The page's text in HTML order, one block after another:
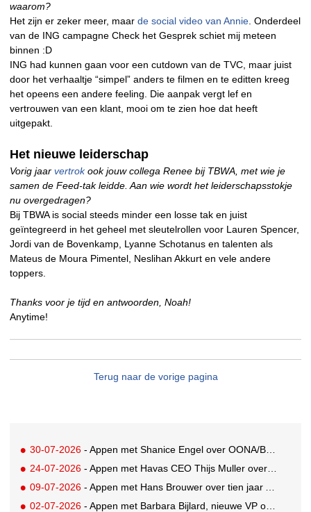
waarom?
Het zijn er zeker meer, maar de social video van Annie . Onderdeel
van de ING campagne Check het Gesprek schiet mij meteen
binnen :D
ING had kunnen gaan voor een cutdown van de TVC, maar juist
door het verhaaltje “simpel” anders te filmen en te editten kreeg
het opeens een andere feeling. Die aanpak vergt lef en
vertrouwen van een klant, mooi om te zien hoe dat heeft
uitgepakt.
Het nieuwe leiderschap
Vorig jaar vertrokook jouw collega Renee bij TBWA, met wie je
samen de Feed-tak leidde. Aan wie wordt het leiderschapsstokje
nu overgedragen?
Bij TBWA is social steeds minder een losse tak en juist
geïntegreerd in het geheel met sleutelrollen voor Lauren Spencer,
Jordi van de Bovenkamp, Lyanne Schotanus en talenten als
Mateus de Moura Pimentel, Neslihan Akkurt en vele andere
toppers.
Thanks voor je tijd en antwoorden, Noah!
Anytime!
Terug naar de vorige pagina
30-07-2026 - Appen met Shanice Engel over OONA/BAAS' Human Influence Paper
24-07-2026 - Appen met Havas CEO Thijs Muller over de overname van SportVibes
09-07-2026 - Appen met Hans Brouwer over tien jaar A'DAM Toren
02-07-2026 - Appen met Barbara Bijlard, nieuwe VP of Clients bij DEPT